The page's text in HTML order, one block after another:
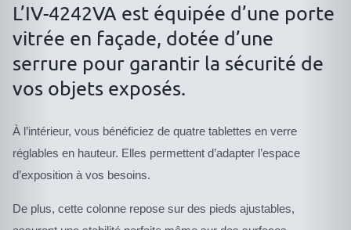
L’IV-4242VA est équipée d’une porte
vitrée en façade, dotée d’une
serrure pour garantir la sécurité de
vos objets exposés.
À l’intérieur, vous bénéficiez de quatre tablettes en verre
réglables en hauteur. Elles permettent d’adapter l’espace
d’exposition à vos besoins.
De plus, cette colonne repose sur des pieds ajustables,